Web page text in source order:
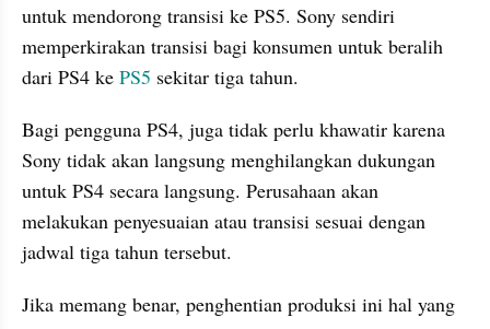
untuk mendorong transisi ke PS5. Sony sendiri
memperkirakan transisi bagi konsumen untuk beralih
dari PS4 ke PS5 sekitar tiga tahun.
Bagi pengguna PS4, juga tidak perlu khawatir karena
Sony tidak akan langsung menghilangkan dukungan
untuk PS4 secara langsung. Perusahaan akan
melakukan penyesuaian atau transisi sesuai dengan
jadwal tiga tahun tersebut.
Jika memang benar, penghentian produksi ini hal yang